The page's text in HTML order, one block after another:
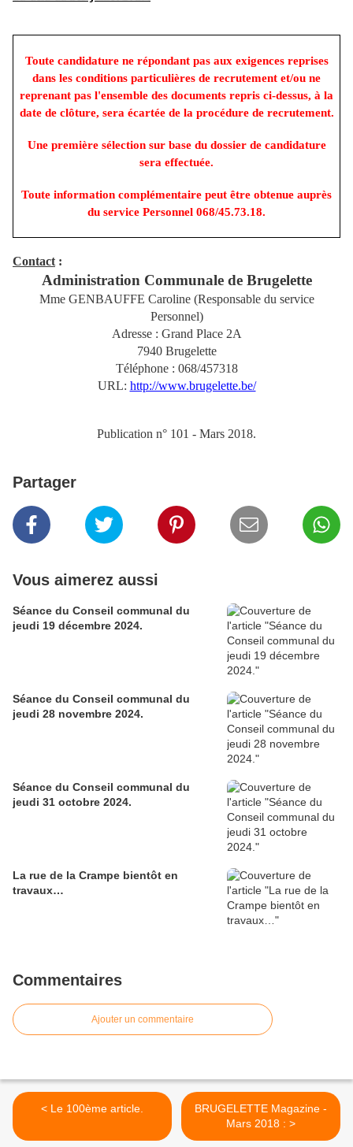
Toute candidature ne répondant pas aux exigences reprises
dans les conditions particulières de recrutement et/ou ne
reprenant pas l'ensemble des documents repris ci-dessus, à la
date de clôture, sera écartée de la procédure de recrutement.
Une première sélection sur base du dossier de candidature
sera effectuée.
Toute information complémentaire peut être obtenue auprès
du service Personnel 068/45.73.18.
Contact :
Administration Communale de Brugelette
Mme GENBAUFFE Caroline (Responsable du service
Personnel)
Adresse : Grand Place 2A
7940 Brugelette
Téléphone : 068/457318
URL: http://www.brugelette.be/
Publication n° 101 - Mars 2018.
Partager
Vous aimerez aussi
Séance du Conseil communal du
jeudi 19 décembre 2024.
Séance du Conseil communal du
jeudi 28 novembre 2024.
Séance du Conseil communal du
jeudi 31 octobre 2024.
La rue de la Crampe bientôt en
travaux…
Commentaires
Ajouter un commentaire
< Le 100ème article.
BRUGELETTE Magazine -
Mars 2018 : >